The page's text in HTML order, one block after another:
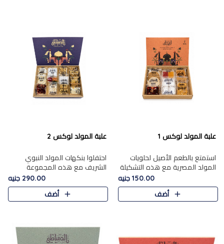
علبة المولد لوكس 1
استمتع بالطعم الأصيل لحلويات
المولد المصرية مع هذه التشكيلة
المختارة بعناية من 9 قطع. تتضمن
التشكيلة جوزرية مع فول،ملبان
150.00 جنيه
أضف
علبة المولد لوكس 2
احتفلوا بنكهات المولد النبوي
الشريف مع هذه المجموعة
الفاخرة المكونة من 19 قطعة،
والتي تم اختيارها بعناية فائقة لتُبرز
تشكيلة واسعة من الحلويات
290.00 جنيه
أضف